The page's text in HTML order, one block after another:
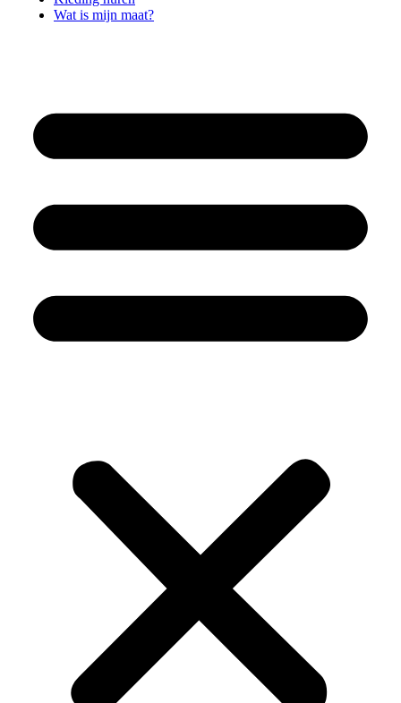
Wat is mijn maat?